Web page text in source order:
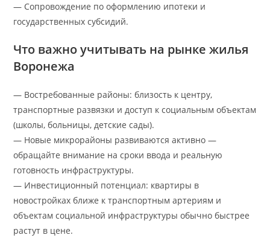
— Сопровождение по оформлению ипотеки и
государственных субсидий.
Что важно учитывать на рынке жилья
Воронежа
— Востребованные районы: близость к центру,
транспортные развязки и доступ к социальным объектам
(школы, больницы, детские сады).
— Новые микрорайоны развиваются активно —
обращайте внимание на сроки ввода и реальную
готовность инфраструктуры.
— Инвестиционный потенциал: квартиры в
новостройках ближе к транспортным артериям и
объектам социальной инфраструктуры обычно быстрее
растут в цене.